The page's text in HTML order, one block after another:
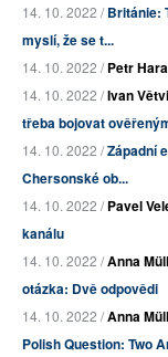
14. 10. 2022 /Británie:
myslí, že se t...
14. 10. 2022 /Petr
14. 10. 2022 /Ivan
třeba bojovat
14. 10. 2022 /Západní
Chersonské ob...
14. 10. 2022 /Pavel
kanálu
14. 10. 2022 /Anna
otázka: Dvě odpovědi
14. 10. 2022 /Anna
Polish Question: Two